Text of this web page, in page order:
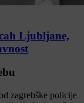
Ljubljane,
zagrebške policije